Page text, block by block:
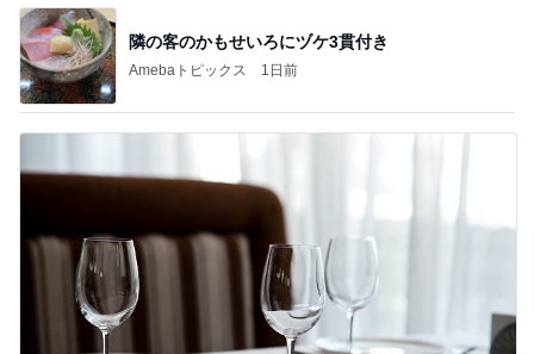
隣の客のかもせいろにヅケ3貫付き
Amebaトピックス 1日前